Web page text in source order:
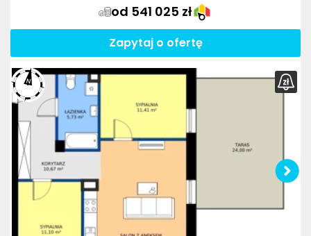
od 541 025 zł
Zapytaj o ofertę